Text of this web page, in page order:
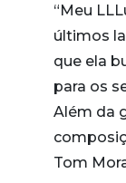
“Meu
últimos
que ela
para os
Além da
Tom